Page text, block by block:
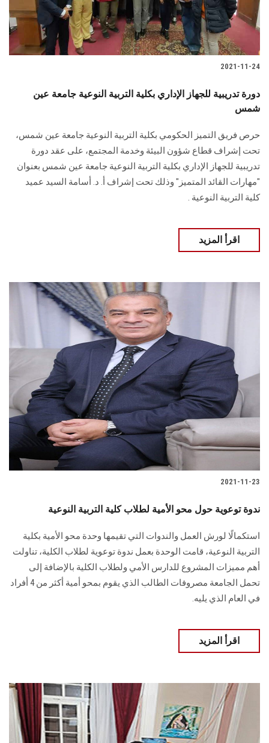
2021-11-24
دورة تدريبية للجهاز الإداري بكلية التربية النوعية جامعة عين
شمس
حرص فريق التميز الحكومي بكلية التربية النوعية جامعة عين شمس،
تحت إشراف قطاع شؤون البيئة وخدمة المجتمع، على عقد دورة
تدريبية للجهاز الإداري بكلية التربية النوعية جامعة عين شمس بعنوان
"مهارات القائد المتميز" وذلك تحت إشراف أ. د. أسامة السيد عميد
كلية التربية النوعية .
اقرأ المزيد
2021-11-23
ندوة توعوية حول محو الأمية لطلاب كلية التربية النوعية
استكمالًا لورش العمل والندوات التي تقيمها وحدة محو الأمية بكلية
التربية النوعية، قامت الوحدة بعمل ندوة توعوية لطلاب الكلية، تناولت
أهم مميزات المشروع للدارس الأمي ولطلاب الكلية بالإضافة إلى
تحمل الجامعة مصروفات الطالب الذي يقوم بمحو أمية أكثر من 4 أفراد
في العام الذي يليه.
اقرأ المزيد